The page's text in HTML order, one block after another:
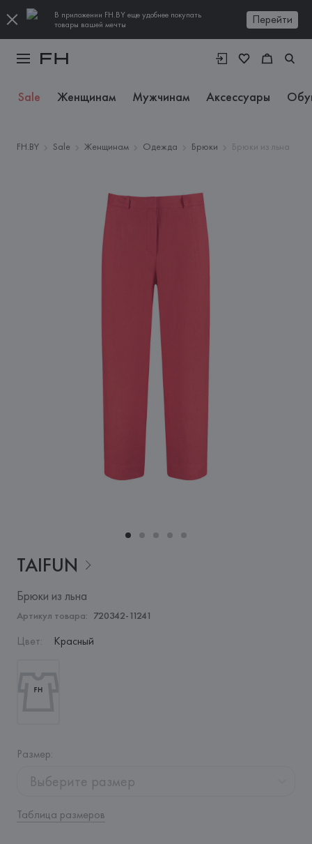
В приложении FH.BY еще удобнее покупать
товары вашей мечты
Перейти
Sale Женщинам Мужчинам Аксессуары
FH.BY Sale Женщинам Одежда Брюки Брюки из льна
TAIFUN
Брюки из льна
Артикул товара: 720342-11241
Цвет: Красный
Размер:
Выберите размер
Таблица размеров